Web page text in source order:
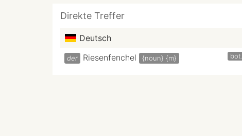
Direkte Treffer
Deutsch
der Riesenfenchel {noun} {m} bot.